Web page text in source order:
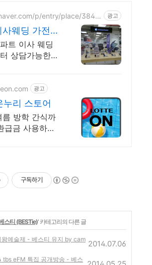
p/entry/place/3848
광고
웨딩 가전전
하이마트 대
점
트 이사 웨딩
상담가능한
광고
누리 스토어
름 방학 간식까
급금 사용하러
구독하기
스티 (BESTie)' 카테고리의 다른 글
예술제 - 베스티 유지 by cam 2014.07.06
tbs eFM 특집 공개방송 - 베스